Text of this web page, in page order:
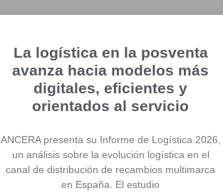
La logística en la posventa
avanza hacia modelos más
digitales, eficientes y
orientados al servicio
ANCERA presenta su Informe de Logística 2026,
un análisis sobre la evolución logística en el
canal de distribución de recambios multimarca
en España. El estudio